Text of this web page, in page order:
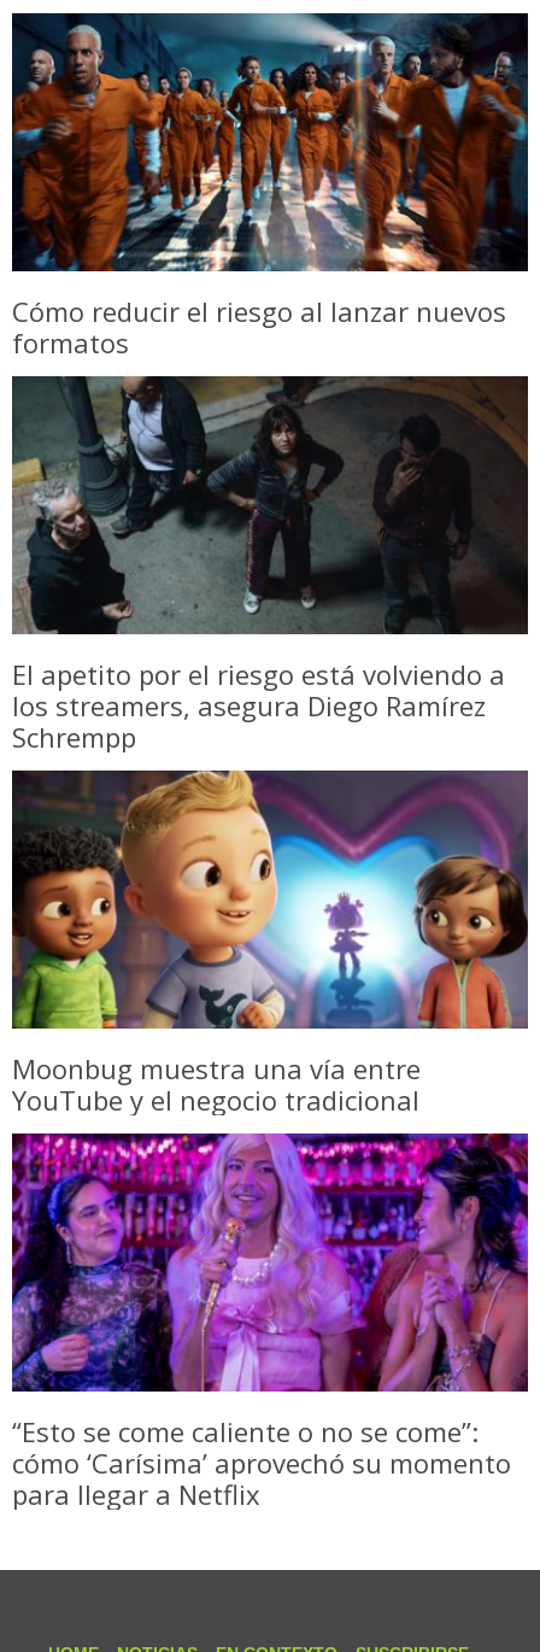
Cómo reducir el riesgo al lanzar nuevos
formatos
El apetito por el riesgo está volviendo a
los streamers, asegura Diego Ramírez
Schrempp
Moonbug muestra una vía entre
YouTube y el negocio tradicional
“Esto se come caliente o no se come”:
cómo ‘Carísima’ aprovechó su momento
para llegar a Netflix